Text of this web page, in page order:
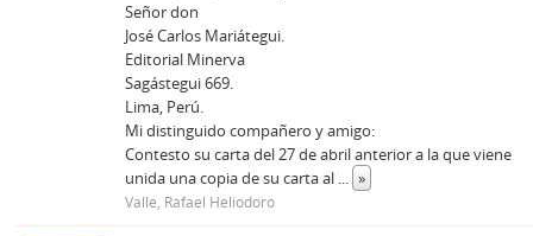
Señor don
José Carlos Mariátegui.
Editorial Minerva
Sagástegui 669.
Lima, Perú.
Mi distinguido compañero y amigo:
Contesto su carta del 27 de abril anterior a la que viene
unida una copia de su carta al ... »
Valle, Rafael Heliodoro